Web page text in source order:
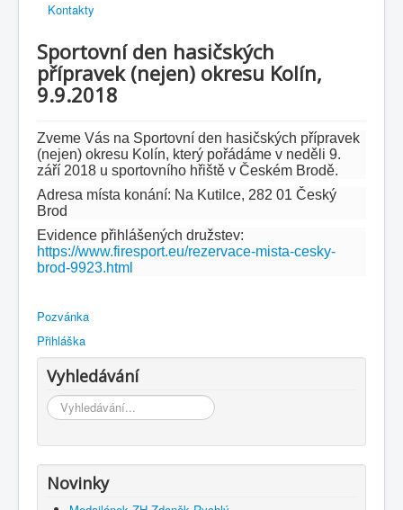
Kontakty
Sportovní den hasičských
přípravek (nejen) okresu Kolín,
9.9.2018
Zveme Vás na Sportovní den hasičských přípravek
(nejen) okresu Kolín, který pořádáme v neděli 9.
září 2018 u sportovního hřiště v Českém Brodě.
Adresa místa konání: Na Kutilce, 282 01 Český
Brod
Evidence přihlášených družstev:
https://www.firesport.eu/rezervace-mista-cesky-
brod-9923.html
Pozvánka
Přihláška
Vyhledávání
Vyhledávání...
Novinky